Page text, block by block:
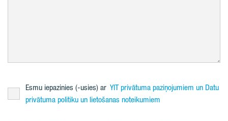
Esmu iepazinies (-usies) ar YIT privātuma paziņojumiem un Datu
privātuma politiku un lietošanas noteikumiem